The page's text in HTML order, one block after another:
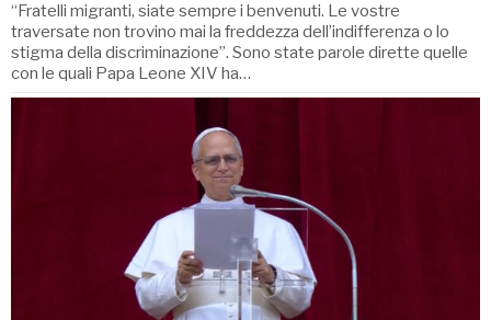
“Fratelli migranti, siate sempre i benvenuti. Le vostre
traversate non trovino mai la freddezza dell’indifferenza o lo
stigma della discriminazione”. Sono state parole dirette quelle
con le quali Papa Leone XIV ha…